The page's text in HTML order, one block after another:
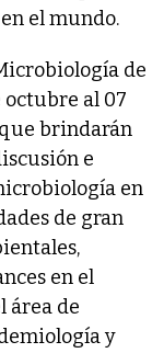
el mundo.
de
octubre al 07
brindarán
e
en
de gran
en el
área de
y